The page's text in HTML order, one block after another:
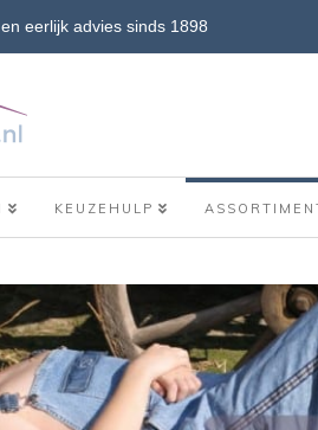
eerlijk advies sinds 1898
KEUZEHULP